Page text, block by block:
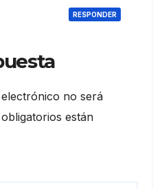
RESPONDER
no será
están